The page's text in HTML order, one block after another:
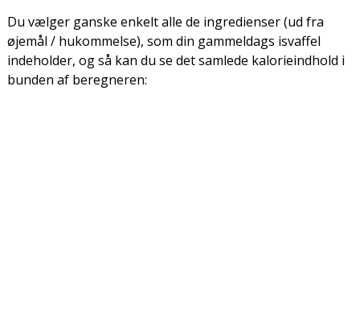
Du vælger ganske enkelt alle de ingredienser (ud fra
øjemål / hukommelse), som din gammeldags isvaffel
indeholder, og så kan du se det samlede kalorieindhold i
bunden af beregneren: